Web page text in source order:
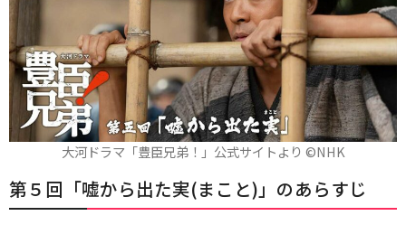
大河ドラマ「豊臣兄弟！」公式サイトより ©️NHK
第５回「嘘から出た実(まこと)」のあらすじ